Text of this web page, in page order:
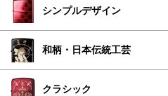
シンプルデザイン
和柄・日本伝統工芸
クラシック